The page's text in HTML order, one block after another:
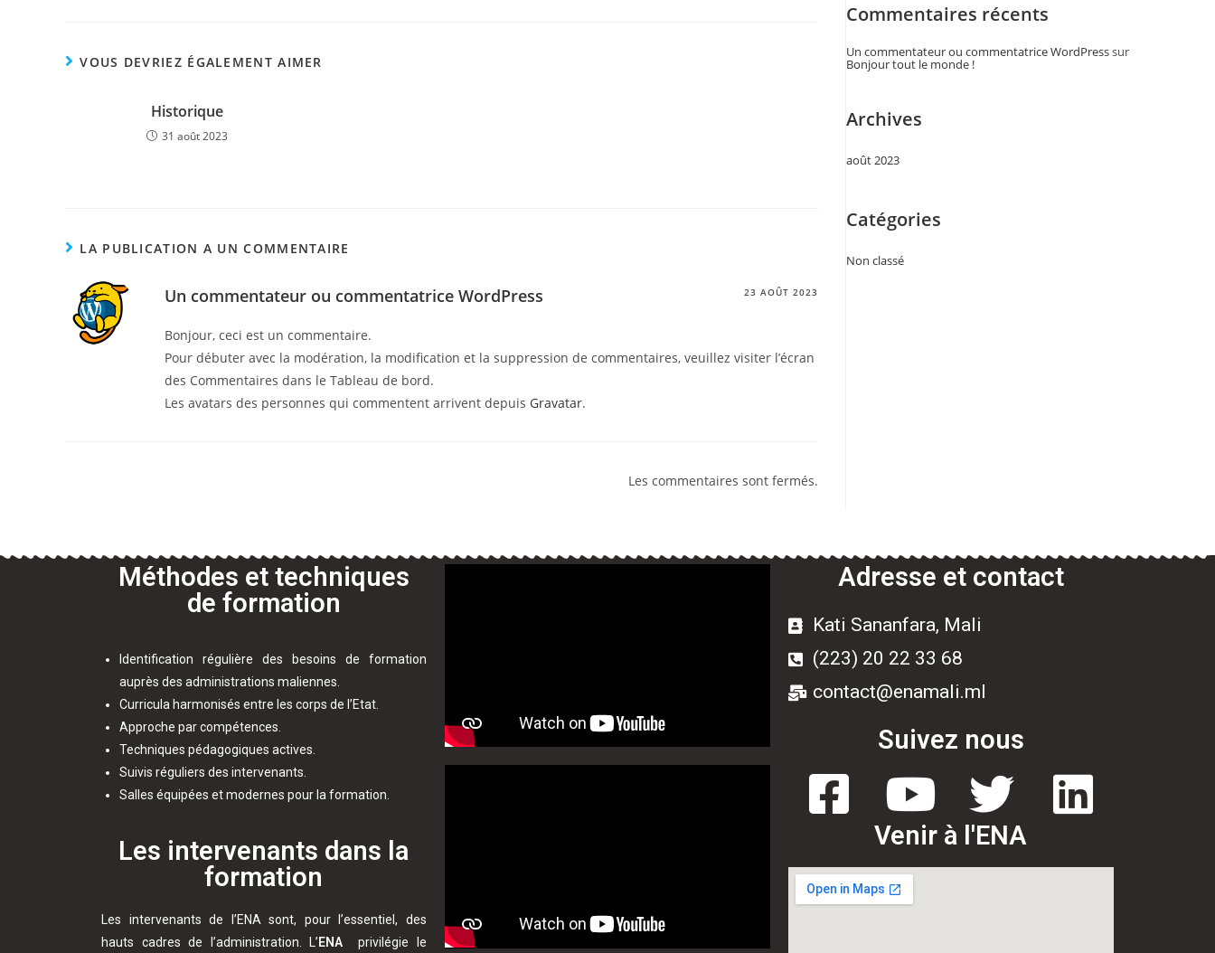
VOUS DEVRIEZ ÉGALEMENT AIMER
Historique
31 août 2023
LA PUBLICATION A UN COMMENTAIRE
Un commentateur ou commentatrice WordPress 23 AOÛT 2023
Bonjour, ceci est un commentaire.
Pour débuter avec la modération, la modification et la suppression de commentaires, veuillez visiter l’écran
des Commentaires dans le Tableau de bord.
Les avatars des personnes qui commentent arrivent depuis Gravatar.
Les commentaires sont fermés.
Commentaires récents
Un commentateur ou commentatrice WordPresssur
Bonjour tout le monde !
Archives
août 2023
Catégories
Non classé
Méthodes et techniques
de formation
Identification régulière des besoins de formation
auprès des administrations maliennes.
Curricula harmonisés entre les corps de l’Etat.
Approche par compétences.
Techniques pédagogiques actives.
Suivis réguliers des intervenants.
Salles équipées et modernes pour la formation.
Les intervenants dans la
formation
Les intervenants de l’ENA sont, pour l’essentiel, des
hauts cadres de l’administration. L’ENAprivilégie le
Adresse et contact
Kati Sananfara, Mali
(223) 20 22 33 68
contact@enamali.ml
Suivez nous
Venir à l'ENA